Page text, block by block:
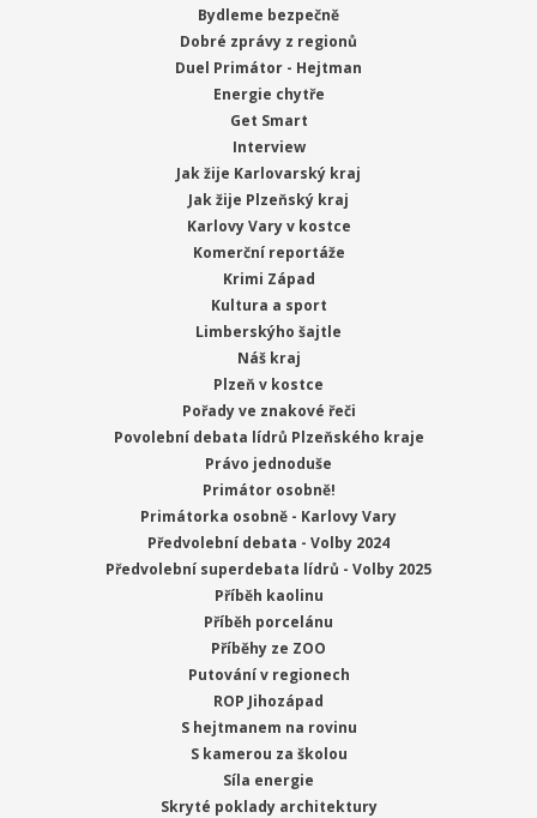
Bydleme bezpečně
Dobré zprávy z regionů
Duel Primátor - Hejtman
Energie chytře
Get Smart
Interview
Jak žije Karlovarský kraj
Jak žije Plzeňský kraj
Karlovy Vary v kostce
Komerční reportáže
Krimi Západ
Kultura a sport
Limberskýho šajtle
Náš kraj
Plzeň v kostce
Pořady ve znakové řeči
Povolební debata lídrů Plzeňského kraje
Právo jednoduše
Primátor osobně!
Primátorka osobně - Karlovy Vary
Předvolební debata - Volby 2024
Předvolební superdebata lídrů - Volby 2025
Příběh kaolinu
Příběh porcelánu
Příběhy ze ZOO
Putování v regionech
ROP Jihozápad
S hejtmanem na rovinu
S kamerou za školou
Síla energie
Skryté poklady architektury